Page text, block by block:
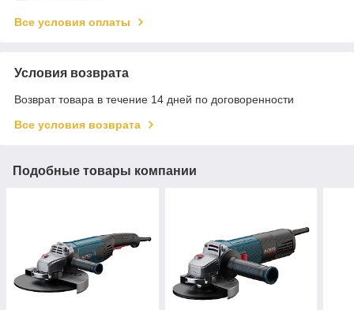
Все условия оплаты
Условия возврата
Возврат товара в течение 14 дней по договоренности
Все условия возврата
Подобные товары компании